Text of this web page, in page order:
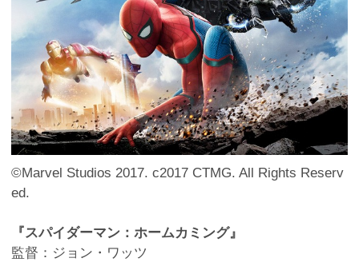
©Marvel Studios 2017. c2017 CTMG. All Rights Reserv
ed.
『スパイダーマン：ホームカミング』
監督：ジョン・ワッツ